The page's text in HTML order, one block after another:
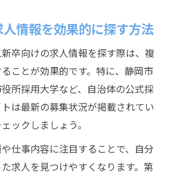
情報を効果的に探す方法
卒向けの求人情報を探す際は、複
ことが効果的です。特に、静岡市
所採用大学など、自治体の公式採
は最新の募集状況が掲載されてい
ックしましょう。
仕事内容に注目することで、自分
求人を見つけやすくなります。第